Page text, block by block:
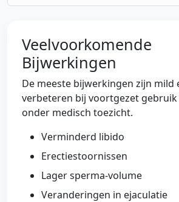
Veelvoorkomende
Bijwerkingen
De meeste bijwerkingen zijn mild
verbeteren bij voortgezet
onder medisch toezicht.
Verminderd libido
Erectiestoornissen
Lager sperma-volume
Veranderingen in ejaculatie